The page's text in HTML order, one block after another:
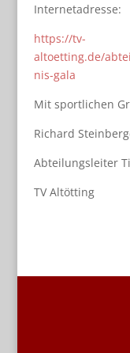
Internetadresse:
https://tv-
altoetting.de/
nis-gala
Mit sportlichen
Richard
Abteilungsleiter
TV Altötting